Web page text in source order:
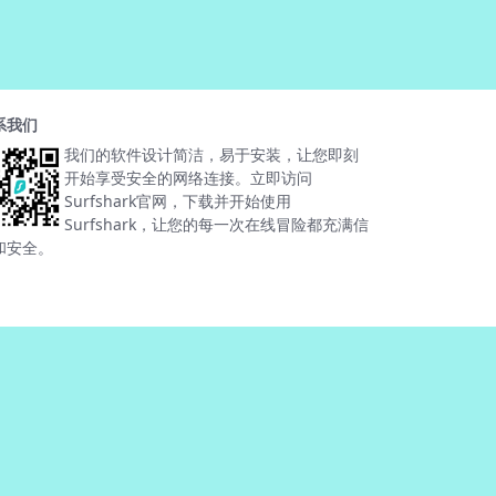
我们
我们的软件设计简洁，易于安装，让您即刻
开始享受安全的网络连接。立即访问
Surfshark官网，下载并开始使用
Surfshark，让您的每一次在线冒险都充满信
全。